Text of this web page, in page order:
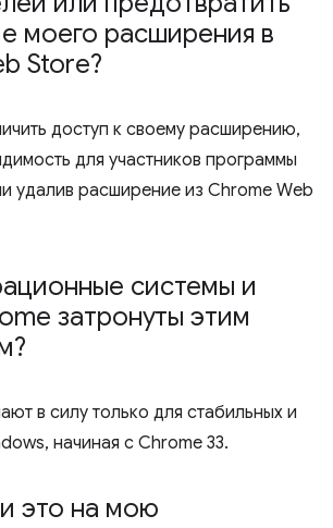
моего расширения в
Store?
доступ к своему расширению,
для участников программы
удалив расширение из Chrome Web
системы и
затронуты этим
в силу только для стабильных и
начиная с Chrome 33.
это на мою